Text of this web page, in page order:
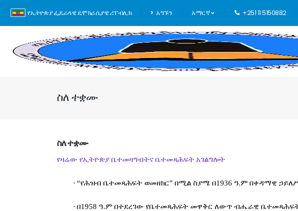
የኢትዮጵያ ፌዴራላዊ ዴሞክራሲያዊ ሪፐብሊክ አግኙን አማርኛ +251 11 5150882
ስለ ተቋሙ
ስለ ተቋሙ
የዛሬው የኢትዮጵያ ቤተመዛግብትና ቤተመጻሕፍት አገልግሎት
· “የሕዝብ ቤተመጻሕፍት ወመዘክር” በሚል ስያሜ በ1936 ዓ.ም በቀዳማዊ
· በ1958 ዓ.ም በተደረገው የቤተመጻሕፍት መዋቅር ለውጥ ብሔራዊ ቤተመጻሕፍት